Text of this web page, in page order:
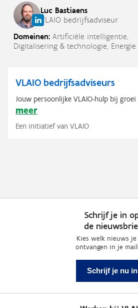
Luc Bastiaens
VLAIO bedrijfsadviseur
Domeinen: Artificiële intelligentie,
Digitalisering & technologie,
VLAIO bedrijfsadviseurs
Jouw persoonlijke VLAIO-hulp bij groei
meer
Een initiatief van VLAIO
Schrijf je in
de
Kies welk nieuws
ontvangen in je
Schrijf je nu in